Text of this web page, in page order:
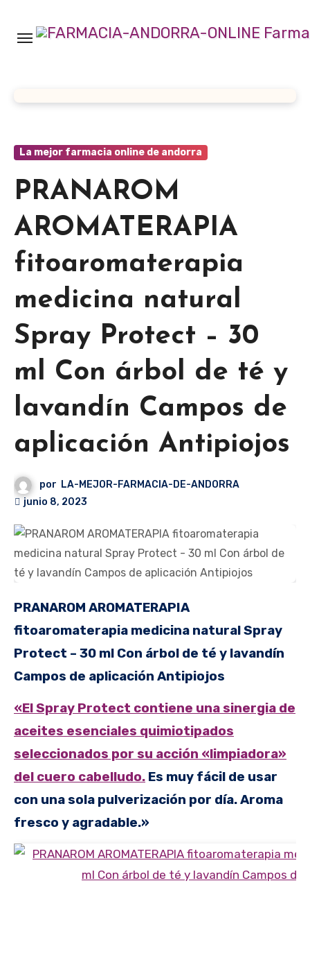
contenido
La mejor farmacia online de andorra
PRANAROM
AROMATERAPIA
fitoaromaterapia
medicina natural
Spray Protect – 30
ml Con árbol de té y
lavandín Campos de
aplicación Antipiojos
por LA-MEJOR-FARMACIA-DE-ANDORRA
junio 8, 2023
PRANAROM AROMATERAPIA
fitoaromaterapia medicina natural Spray
Protect – 30 ml Con árbol de té y lavandín
Campos de aplicación Antipiojos
«El Spray Protect contiene una sinergia de
aceites esenciales quimiotipados
seleccionados por su acción «limpiadora»
del cuero cabelludo. Es muy fácil de usar
con una sola pulverización por día. Aroma
fresco y agradable.»